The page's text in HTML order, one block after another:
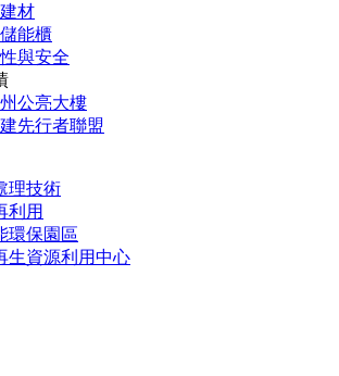
材
能櫃
與安全
公亮大樓
先行者聯盟
理技術
利用
環保園區
生資源利用中心